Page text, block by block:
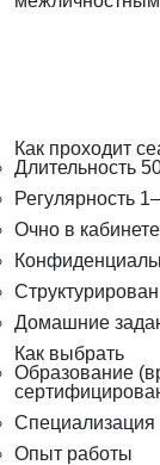
Как проходит
Длительность
Регулярность
Очно в
Домашние
Как выбрать
Образование
Опыт работы